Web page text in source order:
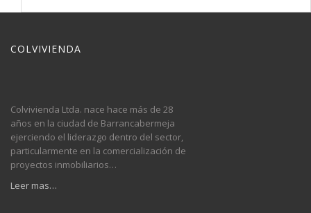
COLVIVIENDA
Colvivienda Ltda. nace hace más de 28
años en la ciudad de Barrancabermeja
ejerciendo el liderazgo dentro del sector,
particularmente en la comercialización de
proyectos inmobiliarios…
Leer mas…